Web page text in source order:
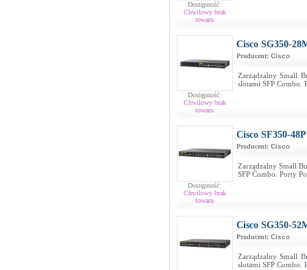
Dostępność:
Chwilowy brak
towaru
Dostępność:
Chwilowy brak
towaru
Cisco SG350-
Producent: Cisco
Zarządzalny Small
slotami SFP Combo.
Dostępność:
Chwilowy brak
towaru
Cisco SF350-48P
Producent: Cisco
Zarządzalny Small
SFP Combo. Porty
Cisco SG350-
Producent: Cisco
Zarządzalny Small
slotami SFP Combo.